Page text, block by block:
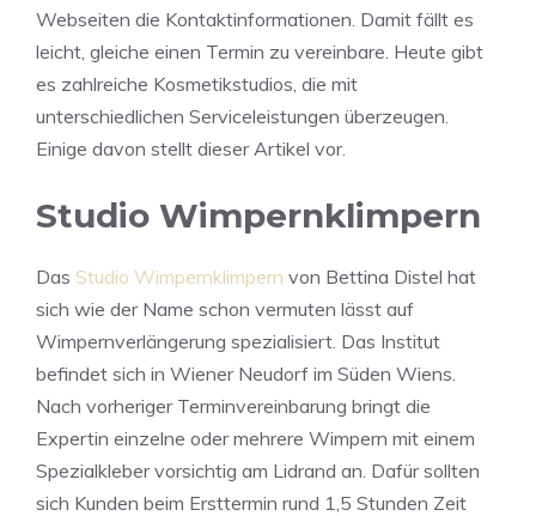
Webseiten die Kontaktinformationen. Damit fällt es
leicht, gleiche einen Termin zu vereinbare. Heute gibt
es zahlreiche Kosmetikstudios, die mit
unterschiedlichen Serviceleistungen überzeugen.
Einige davon stellt dieser Artikel vor.
Studio Wimpernklimpern
Das Studio Wimpernklimpern von Bettina Distel hat
sich wie der Name schon vermuten lässt auf
Wimpernverlängerung spezialisiert. Das Institut
befindet sich in Wiener Neudorf im Süden Wiens.
Nach vorheriger Terminvereinbarung bringt die
Expertin einzelne oder mehrere Wimpern mit einem
Spezialkleber vorsichtig am Lidrand an. Dafür sollten
sich Kunden beim Ersttermin rund 1,5 Stunden Zeit